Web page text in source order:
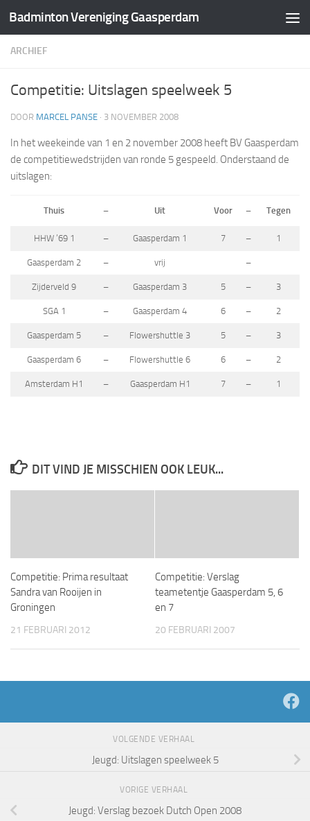
Doorgaan naar inhoud
Badminton Vereniging Gaasperdam
ARCHIEF
Competitie: Uitslagen speelweek 5
DOOR MARCEL PANSE · 3 NOVEMBER 2008
In het weekeinde van 1 en 2 november 2008 heeft BV Gaasperdam
de competitiewedstrijden van ronde 5 gespeeld. Onderstaand de
uitslagen:
Thuis – Uit Voor – Tegen
HHW ’69 1 – Gaasperdam 1 7 – 1
Gaasperdam 2 – vrij –
Zijderveld 9 – Gaasperdam 3 5 – 3
SGA 1 – Gaasperdam 4 6 – 2
Gaasperdam 5 – Flowershuttle 3 5 – 3
Gaasperdam 6 – Flowershuttle 6 6 – 2
Amsterdam H1 – Gaasperdam H1 7 – 1
DIT VIND JE MISSCHIEN OOK LEUK...
Competitie: Prima resultaat
Sandra van Rooijen in
Groningen
21 FEBRUARI 2012
Competitie: Verslag
teametentje Gaasperdam 5, 6
en 7
20 FEBRUARI 2007
VOLGENDE VERHAAL
Jeugd: Uitslagen speelweek 5
VORIGE VERHAAL
Jeugd: Verslag bezoek Dutch Open 2008